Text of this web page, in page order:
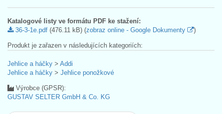
Katalogové listy ve formátu PDF ke stažení:
36-3-1e.pdf (476.11 kB) (zobraz online - Google Dokumenty )
Produkt je zařazen v následujících kategoriích:
Jehlice a háčky > Addi
Jehlice a háčky > Jehlice ponožkové
Výrobce (GPSR):
GUSTAV SELTER GmbH & Co. KG